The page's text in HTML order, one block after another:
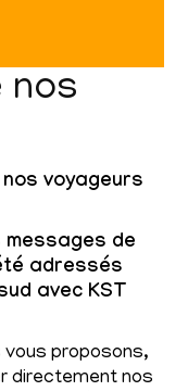
nos
voyageurs
messages de
adressés
avec KST
vous proposons,
directement nos